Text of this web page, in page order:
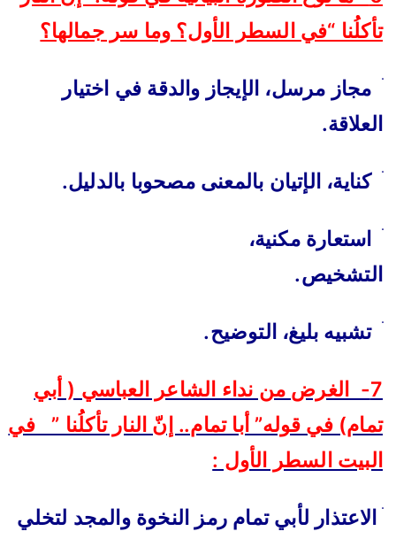
تأكلُنا “في السطر الأول؟ وما سر جمالها؟
ׄ مجاز مرسل، الإيجاز والدقة في اختيار
العلاقة.
ׄ كناية، الإتيان بالمعنى مصحوبا بالدليل.
ׄ استعارة مكنية،
التشخيص.
ׄ تشبيه بليغ، التوضيح.
7- الغرض من نداء الشاعر العباسي ( أبي
تمام) في قوله” أبا تمام.. إنّ النار تأكلُنا ” في
البيت السطر الأول :
ׄ الاعتذار لأبي تمام رمز النخوة والمجد لتخلي